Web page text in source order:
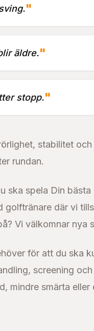
"
äldre."
stopp."
stabilitet
rundan.
ska spela Din
där vi
Vi välkomnar nya
för att du ska
screening
mindre smärta eller